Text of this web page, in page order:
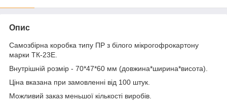
Опис
Самозбірна коробка типу ПР з білого мікрогофрокартону
марки ТК-23Е.
Внутрішній розмір - 70*47*60 мм (довжина*ширина*висота).
Ціна вказана при замовленні від 100 штук.
Можливий заказ меньшої кількості виробів.